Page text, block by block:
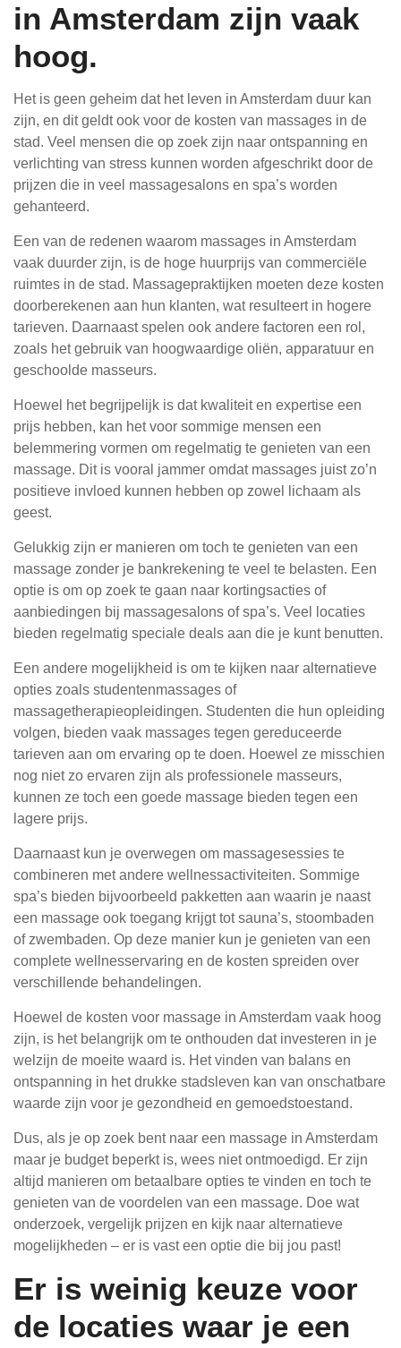
in Amsterdam zijn vaak
hoog.
Het is geen geheim dat het leven in Amsterdam duur kan
zijn, en dit geldt ook voor de kosten van massages in de
stad. Veel mensen die op zoek zijn naar ontspanning en
verlichting van stress kunnen worden afgeschrikt door de
prijzen die in veel massagesalons en spa’s worden
gehanteerd.
Een van de redenen waarom massages in Amsterdam
vaak duurder zijn, is de hoge huurprijs van commerciële
ruimtes in de stad. Massagepraktijken moeten deze kosten
doorberekenen aan hun klanten, wat resulteert in hogere
tarieven. Daarnaast spelen ook andere factoren een rol,
zoals het gebruik van hoogwaardige oliën, apparatuur en
geschoolde masseurs.
Hoewel het begrijpelijk is dat kwaliteit en expertise een
prijs hebben, kan het voor sommige mensen een
belemmering vormen om regelmatig te genieten van een
massage. Dit is vooral jammer omdat massages juist zo’n
positieve invloed kunnen hebben op zowel lichaam als
geest.
Gelukkig zijn er manieren om toch te genieten van een
massage zonder je bankrekening te veel te belasten. Een
optie is om op zoek te gaan naar kortingsacties of
aanbiedingen bij massagesalons of spa’s. Veel locaties
bieden regelmatig speciale deals aan die je kunt benutten.
Een andere mogelijkheid is om te kijken naar alternatieve
opties zoals studentenmassages of
massagetherapieopleidingen. Studenten die hun opleiding
volgen, bieden vaak massages tegen gereduceerde
tarieven aan om ervaring op te doen. Hoewel ze misschien
nog niet zo ervaren zijn als professionele masseurs,
kunnen ze toch een goede massage bieden tegen een
lagere prijs.
Daarnaast kun je overwegen om massagesessies te
combineren met andere wellnessactiviteiten. Sommige
spa’s bieden bijvoorbeeld pakketten aan waarin je naast
een massage ook toegang krijgt tot sauna’s, stoombaden
of zwembaden. Op deze manier kun je genieten van een
complete wellnesservaring en de kosten spreiden over
verschillende behandelingen.
Hoewel de kosten voor massage in Amsterdam vaak hoog
zijn, is het belangrijk om te onthouden dat investeren in je
welzijn de moeite waard is. Het vinden van balans en
ontspanning in het drukke stadsleven kan van onschatbare
waarde zijn voor je gezondheid en gemoedstoestand.
Dus, als je op zoek bent naar een massage in Amsterdam
maar je budget beperkt is, wees niet ontmoedigd. Er zijn
altijd manieren om betaalbare opties te vinden en toch te
genieten van de voordelen van een massage. Doe wat
onderzoek, vergelijk prijzen en kijk naar alternatieve
mogelijkheden – er is vast een optie die bij jou past!
Er is weinig keuze voor
de locaties waar je een